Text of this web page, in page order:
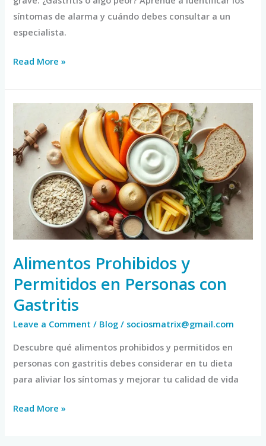
síntomas de alarma y cuándo debes consultar a un
especialista.
Read More »
Alimentos Prohibidos y
Permitidos en Personas con
Gastritis
Leave a Comment / Blog / sociosmatrix@gmail.com
Descubre qué alimentos prohibidos y permitidos en
personas con gastritis debes considerar en tu dieta
para aliviar los síntomas y mejorar tu calidad de vida
Prohibidos
Permitidos
Personas
con
Gastritis
Read More »